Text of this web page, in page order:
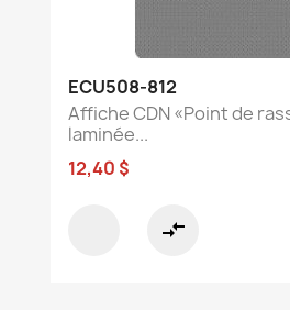
ECU508-812
Affiche CDN «Point de
laminée...
12,40 $
compare_arrows